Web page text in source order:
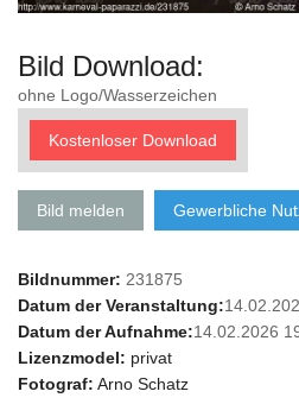
Bild Download:
ohne Logo/Wasserzeichen
Kostenloser Download
Bild melden Gewerbliche
Bildnummer: 231875
Datum der Veranstaltung:
Datum der Aufnahme:14.02.2026
Lizenzmodel: privat
Fotograf: Arno Schatz